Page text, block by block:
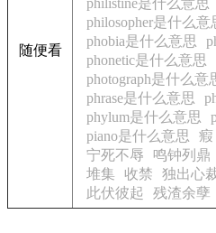
随便看
philistine是什么意思
philosopher是什么意
phobia是什么意思
phonetic是什么意思
photograph是什么意
phrase是什么意思
phylum是什么意思
piano是什么意思
瘕
宁死不辱
鸣钟列鼎
堆集
收禁 独出心
此伏彼起
残渣余孽